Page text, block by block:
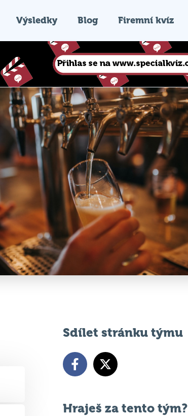
Výsledky Blog Firemní kvíz
Sdílet stránku týmu
Hraješ za tento tým?